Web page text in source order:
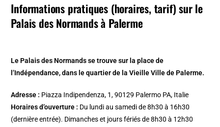
Informations pratiques (horaires, tarif) sur le
Palais des Normands à Palerme
Le Palais des Normands se trouve sur la place de
l’Indépendance, dans le quartier de la Vieille Ville de Palerme.
Adresse : Piazza Indipendenza, 1, 90129 Palermo PA, Italie
Horaires d’ouverture : Du lundi au samedi de 8h30 à 16h30
(dernière entrée). Dimanches et jours fériés de 8h30 à 12h30